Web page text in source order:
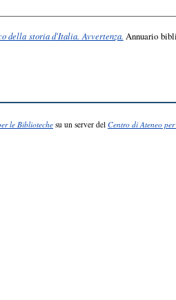
della storia d'Italia. Avvertenza. Annuario
le Biblioteche su un server del Centro di Ateneo